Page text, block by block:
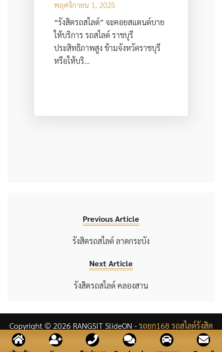
พฤศจิกายน 1, 2025
“รังสิตรถสไลด์” จะคอยสแตนด์บาย
ให้บริการ รถสไลด์ ราชบุรี
ประสิทธิภาพสูง ข้ามจังหวัดราชบุรี
หรือให้บริ…
Previous Article
รังสิตรถสไลด์ ลาดกระบัง
Next Article
รังสิตรถสไลด์ คลองสาน
Copyright © 2026 RANGSIT SlideON -รถยก168 รถสไลด์รังสิต